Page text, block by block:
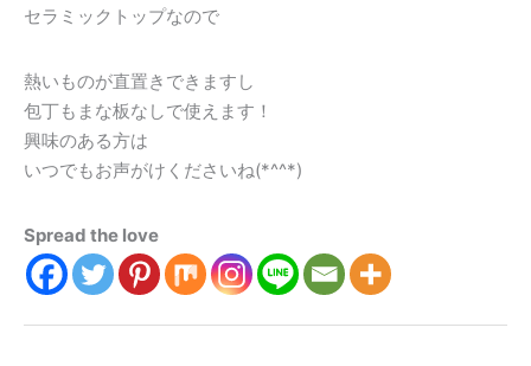
セラミックトップなので
熱いものが直置きできますし
包丁もまな板なしで使えます！
興味のある方は
いつでもお声がけくださいね(*^^*)
Spread the love